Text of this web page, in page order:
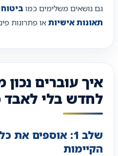
גם נושאים משלימים כמו
תאונות אישיותאו פתרונות
איך עוברים נכון
לחדש בלי לאבד
שלב 1: אוספים את
הקיימות